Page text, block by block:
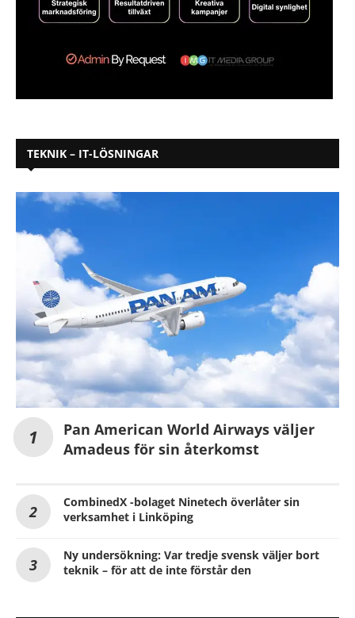
TEKNIK – IT-LÖSNINGAR
Pan American World Airways väljer
Amadeus för sin återkomst
CombinedX -bolaget Ninetech överlåter sin
verksamhet i Linköping
Ny undersökning: Var tredje svensk väljer bort
teknik – för att de inte förstår den